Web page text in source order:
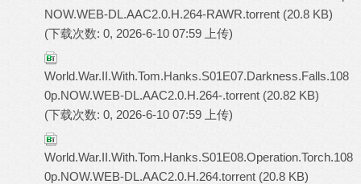
NOW.WEB-DL.AAC2.0.H.264-RAWR.torrent (20.8 KB)
(下载次数: 0, 2026-6-10 07:59 上传)
World.War.II.With.Tom.Hanks.S01E07.Darkness.Falls.108
0p.NOW.WEB-DL.AAC2.0.H.264-.torrent (20.82 KB)
(下载次数: 0, 2026-6-10 07:59 上传)
World.War.II.With.Tom.Hanks.S01E08.Operation.Torch.108
0p.NOW.WEB-DL.AAC2.0.H.264.torrent (20.8 KB)